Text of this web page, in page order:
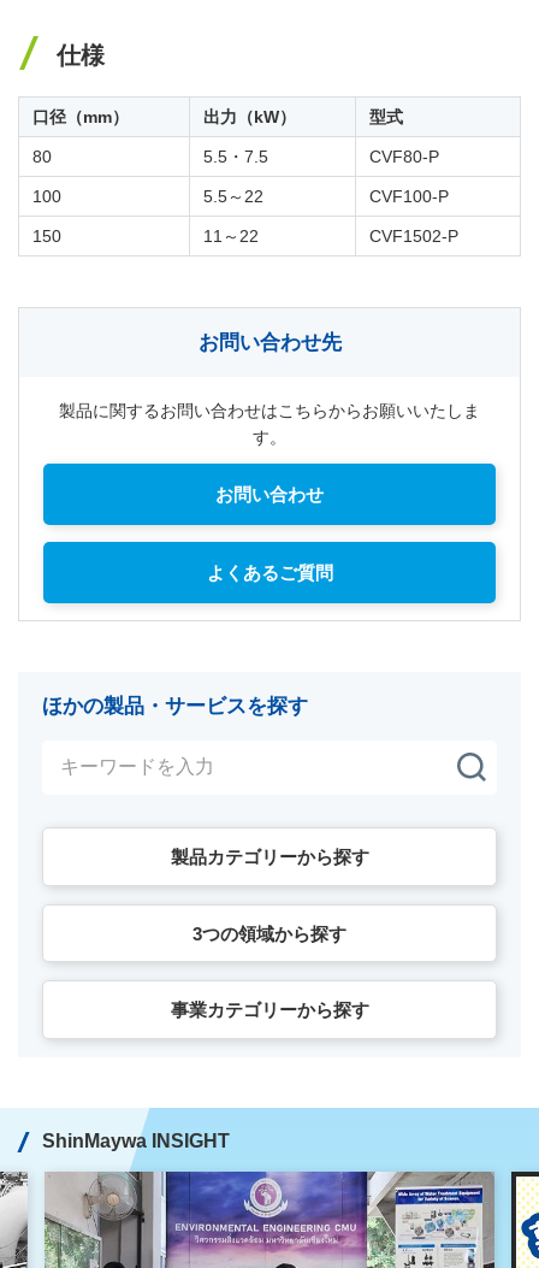
仕様
口径（mm） 出力（kW） 型式
80 5.5・7.5 CVF80-P
100 5.5～22 CVF100-P
150 11～22 CVF1502-P
お問い合わせ先
製品に関するお問い合わせはこちらからお願いいたしま
す。
お問い合わせ
よくあるご質問
ほかの製品・サービスを探す
製品カテゴリーから探す
3つの領域から探す
事業カテゴリーから探す
ShinMaywa INSIGHT